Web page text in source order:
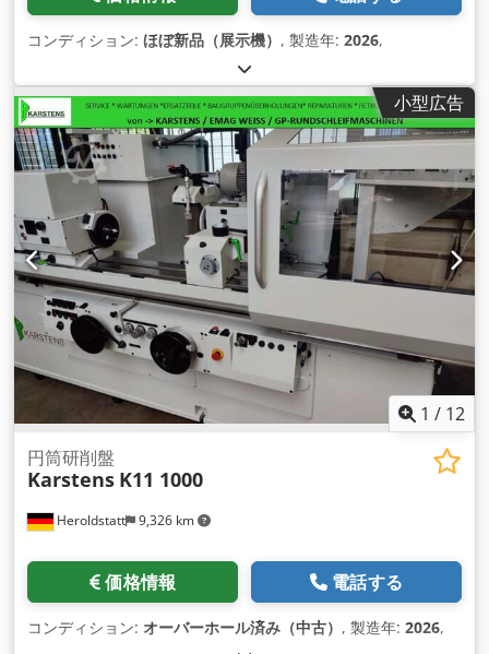
コンディション: ほぼ新品（展示機） , 製造年: 2026,
小型広告
1 / 12
Heroldstatt 9,326 km
円筒研削盤
Karstens K11 1000
価格情報 電話する
コンディション: オーバーホール済み（中古） , 製造年: 2026,